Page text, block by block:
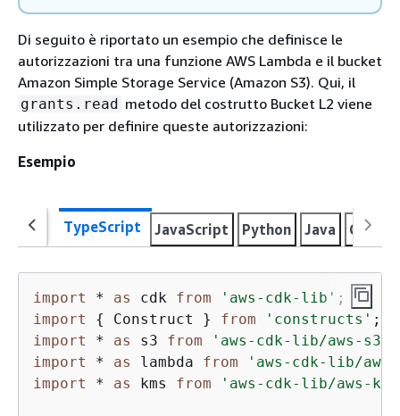
Di seguito è riportato un esempio che definisce le
autorizzazioni tra una funzione AWS Lambda e il bucket
Amazon Simple Storage Service (Amazon S3). Qui, il
grants.read metodo del costrutto Bucket L2 viene
utilizzato per definire queste autorizzazioni:
Esempio
TypeScript JavaScript Python Java C#
import * as cdk from 'aws-cdk-lib'
import
{ Construct } from 'constructs'
import
* as s3 from 'aws-cdk-lib/aws-s3'
import
* as lambda from
'aws-cdk-lib/aws-
import
* as kms from 'aws-cdk-lib/aws-